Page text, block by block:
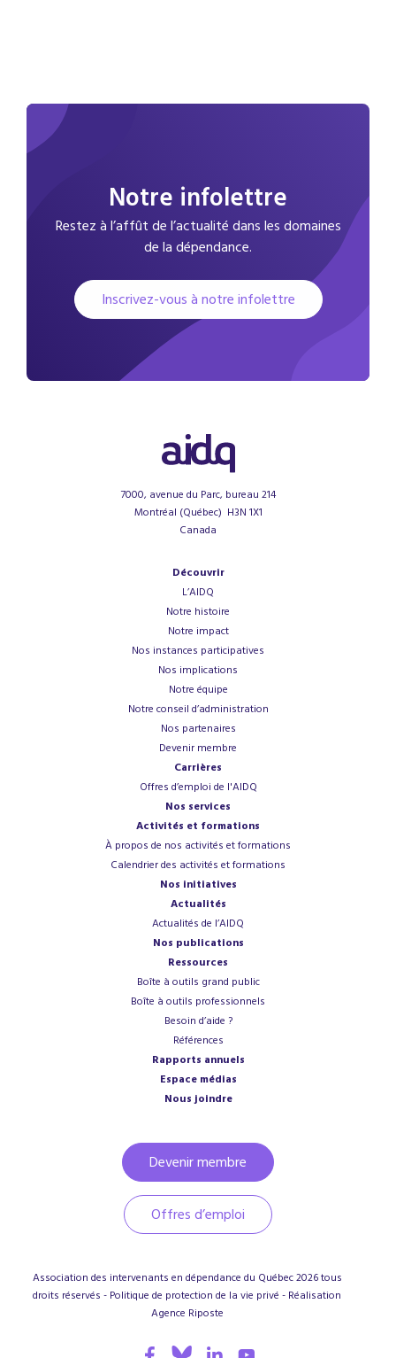
Notre infolettre
Restez à l’affût de l’actualité dans les domaines
de la dépendance.
Inscrivez-vous à notre infolettre
7000, avenue du Parc, bureau 214
Montréal (Québec) H3N 1X1
Canada
Découvrir
L’AIDQ
Notre histoire
Notre impact
Nos instances participatives
Nos implications
Notre équipe
Notre conseil d’administration
Nos partenaires
Devenir membre
Carrières
Offres d’emploi de l'AIDQ
Nos services
Activités et formations
À propos de nos activités et formations
Calendrier des activités et formations
Nos initiatives
Actualités
Actualités de l’AIDQ
Nos publications
Ressources
Boîte à outils grand public
Boîte à outils professionnels
Besoin d’aide ?
Références
Rapports annuels
Espace médias
Nous joindre
Devenir membre
Offres d’emploi
Association des intervenants en dépendance du Québec2026tous
droits réservés - Politique de protection de la vie privé - Réalisation
Agence Riposte